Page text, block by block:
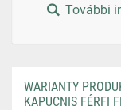
További
WARIANTY
KAPUCNIS FÉRFI